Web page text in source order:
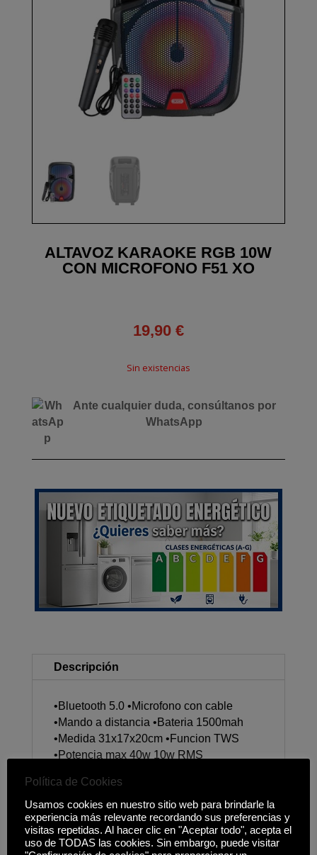
ALTAVOZ KARAOKE RGB 10W
CON MICROFONO F51 XO
19,90 €
Sin existencias
Ante cualquier duda, consúltanos por
WhatsApp
Descripción
•Bluetooth 5.0 •Microfono con cable
•Mando a distancia •Bateria 1500mah
•Medida 31x17x20cm •Funcion TWS
•Potencia max 40w 10w RMS
Productos relacionados
Política de Cookies
Usamos cookies en nuestro sitio web para brindarle la
experiencia más relevante recordando sus preferencias y
visitas repetidas. Al hacer clic en "Aceptar todo", acepta el
uso de TODAS las cookies. Sin embargo, puede visitar